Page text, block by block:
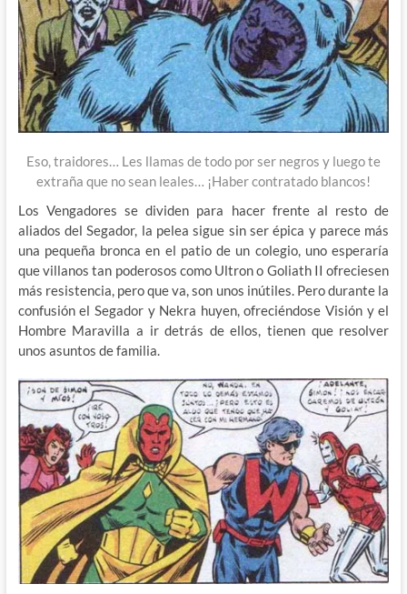
Eso, traidores… Les llamas de todo por ser negros y luego te
extraña que no sean leales… ¡Haber contratado blancos!
Los Vengadores se dividen para hacer frente al resto de
aliados del Segador, la pelea sigue sin ser épica y parece más
una pequeña bronca en el patio de un colegio, uno esperaría
que villanos tan poderosos como Ultron o Goliath II ofreciesen
más resistencia, pero que va, son unos inútiles. Pero durante la
confusión el Segador y Nekra huyen, ofreciéndose Visión y el
Hombre Maravilla a ir detrás de ellos, tienen que resolver
unos asuntos de familia.